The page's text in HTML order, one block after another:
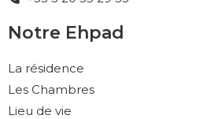
Notre Ehpad
La résidence
Les Chambres
Lieu de vie